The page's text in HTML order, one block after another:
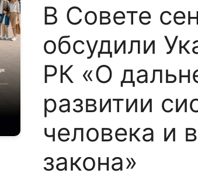
В Совете
обсудили
РК «О
развитии
человека и
закона»